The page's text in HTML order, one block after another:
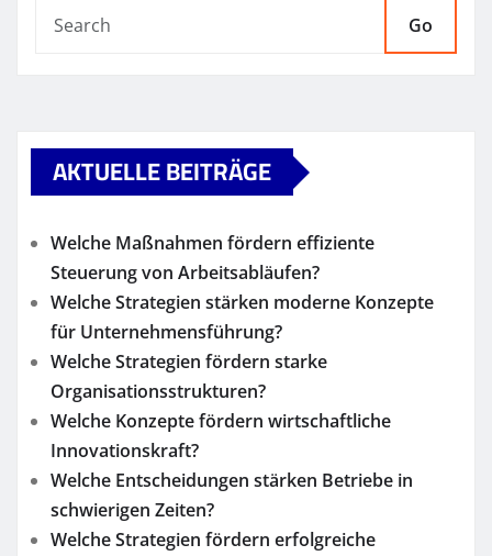
Go
AKTUELLE BEITRÄGE
Welche Maßnahmen fördern effiziente
Steuerung von Arbeitsabläufen?
Welche Strategien stärken moderne Konzepte
für Unternehmensführung?
Welche Strategien fördern starke
Organisationsstrukturen?
Welche Konzepte fördern wirtschaftliche
Innovationskraft?
Welche Entscheidungen stärken Betriebe in
schwierigen Zeiten?
Welche Strategien fördern erfolgreiche